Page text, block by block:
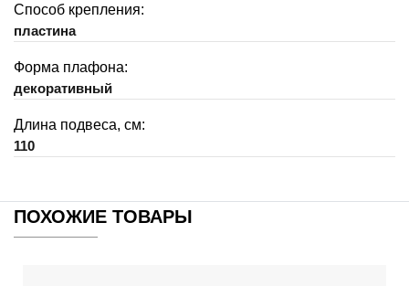
Способ крепления:
пластина
Форма плафона:
декоративный
Длина подвеса, см:
110
ПОХОЖИЕ ТОВАРЫ